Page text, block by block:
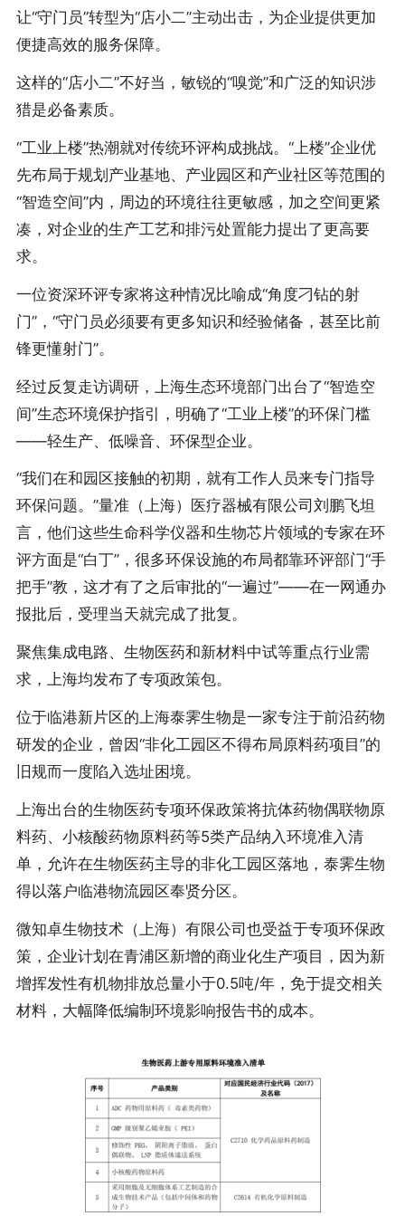
让“守门员”转型为“店小二”主动出击，为企业提供更加
便捷高效的服务保障。
这样的“店小二”不好当，敏锐的“嗅觉”和广泛的知识涉
猎是必备素质。
“工业上楼”热潮就对传统环评构成挑战。“上楼”企业优
先布局于规划产业基地、产业园区和产业社区等范围的
“智造空间”内，周边的环境往往更敏感，加之空间更紧
凑，对企业的生产工艺和排污处置能力提出了更高要
求。
一位资深环评专家将这种情况比喻成“角度刁钻的射
门”，“守门员必须要有更多知识和经验储备，甚至比前
锋更懂射门”。
经过反复走访调研，上海生态环境部门出台了“智造空
间”生态环境保护指引，明确了“工业上楼”的环保门槛
——轻生产、低噪音、环保型企业。
“我们在和园区接触的初期，就有工作人员来专门指导
环保问题。”量准（上海）医疗器械有限公司刘鹏飞坦
言，他们这些生命科学仪器和生物芯片领域的专家在环
评方面是“白丁”，很多环保设施的布局都靠环评部门“手
把手”教，这才有了之后审批的“一遍过”——在一网通办
报批后，受理当天就完成了批复。
聚焦集成电路、生物医药和新材料中试等重点行业需
求，上海均发布了专项政策包。
位于临港新片区的上海泰霁生物是一家专注于前沿药物
研发的企业，曾因“非化工园区不得布局原料药项目”的
旧规而一度陷入选址困境。
上海出台的生物医药专项环保政策将抗体药物偶联物原
料药、小核酸药物原料药等5类产品纳入环境准入清
单，允许在生物医药主导的非化工园区落地，泰霁生物
得以落户临港物流园区奉贤分区。
微知卓生物技术（上海）有限公司也受益于专项环保政
策，企业计划在青浦区新增的商业化生产项目，因为新
增挥发性有机物排放总量小于0.5吨/年，免于提交相关
材料，大幅降低编制环境影响报告书的成本。